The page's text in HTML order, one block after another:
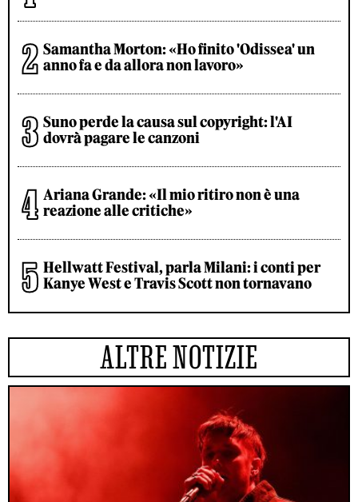
Samantha Morton: «Ho finito 'Odissea' un
anno fa e da allora non lavoro»
Suno perde la causa sul copyright: l'AI
dovrà pagare le canzoni
Ariana Grande: «Il mio ritiro non è una
reazione alle critiche»
Hellwatt Festival, parla Milani: i conti per
Kanye West e Travis Scott non tornavano
ALTRE NOTIZIE